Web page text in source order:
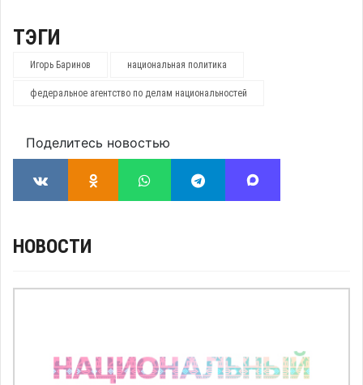
ТЭГИ
Игорь Баринов национальная политика
федеральное агентство по делам национальностей
Поделитесь новостью
НОВОСТИ